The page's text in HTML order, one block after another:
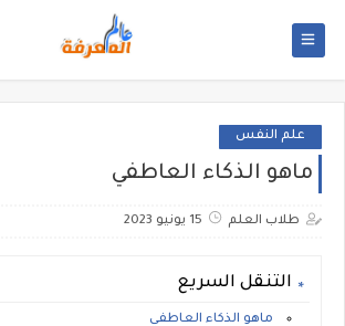
علم النفس
ماهو الذكاء العاطفي
طلاب العلم 15 يونيو 2023
التنقل السريع
ماهو الذكاء العاطفي